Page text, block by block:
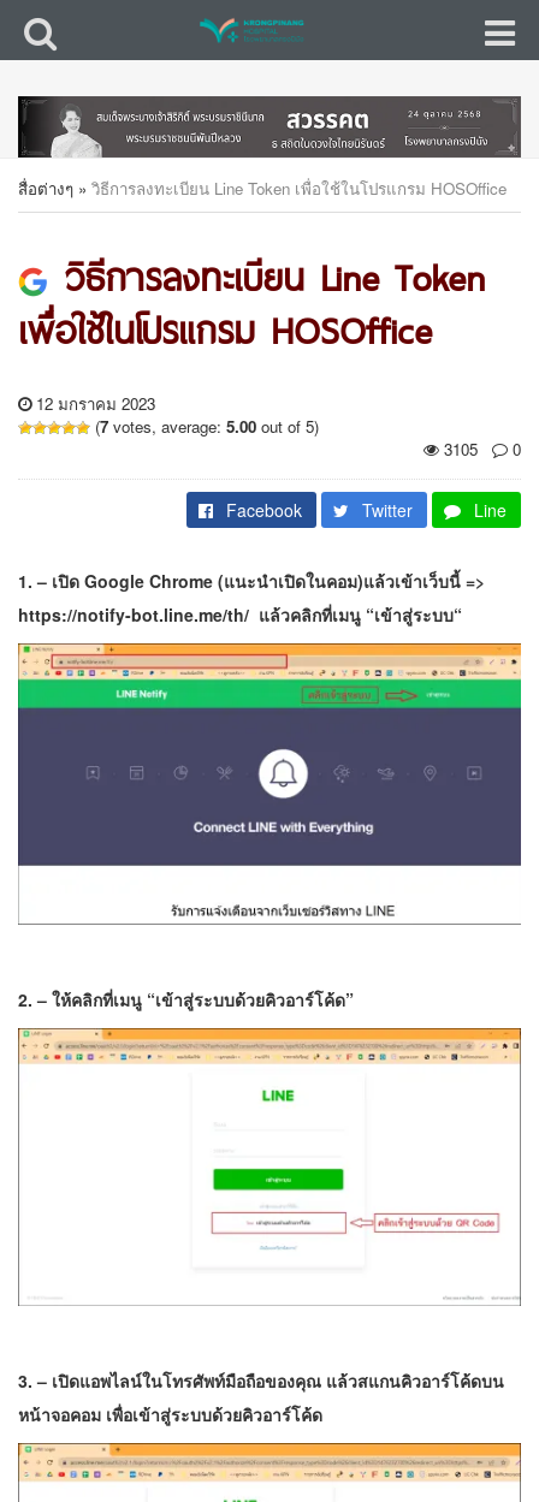
สื่อต่างๆ » วิธีการลงทะเบียน Line Token เพื่อใช้ในโปรแกรม HOSOffice
วิธีการลงทะเบียน Line Token
เพื่อใช้ในโปรแกรม HOSOffice
12 มกราคม 2023
(7 votes, average: 5.00 out of 5)
3105
0
Facebook Twitter Line
1. – เปิด Google Chrome (แนะนำเปิดในคอม)แล้วเข้าเว็บนี้ =>
https://notify-bot.line.me/th/ แล้วคลิกที่เมนู “เข้าสู่ระบบ“
2. – ให้คลิกที่เมนู “เข้าสู่ระบบด้วยคิวอาร์โค้ด”
3. – เปิดแอพไลน์ในโทรศัพท์มือถือของคุณ แล้วสแกนคิวอาร์โค้ดบน
หน้าจอคอม เพื่อเข้าสู่ระบบด้วยคิวอาร์โค้ด